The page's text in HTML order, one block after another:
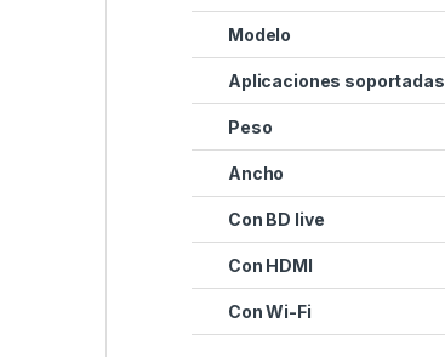
Modelo
Aplicaciones soportadas
Peso
Ancho
Con BD live
Con HDMI
Con Wi-Fi